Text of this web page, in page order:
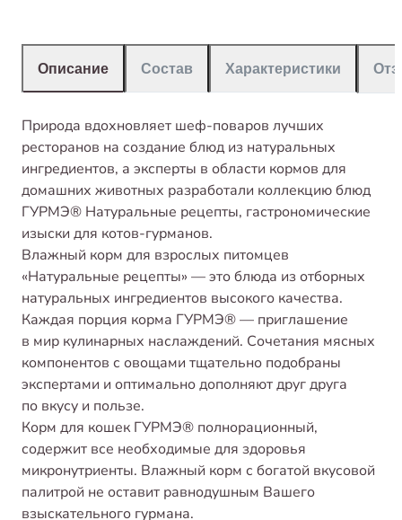
Описание Состав Характеристики
Природа вдохновляет шеф-поваров лучших
ресторанов на создание блюд из натуральных
ингредиентов, а эксперты в области кормов для
домашних животных разработали коллекцию блюд
ГУРМЭ® Натуральные рецепты, гастрономические
изыски для котов-гурманов.
Влажный корм для взрослых питомцев
«Натуральные рецепты» — это блюда из отборных
натуральных ингредиентов высокого качества.
Каждая порция корма ГУРМЭ® — приглашение
в мир кулинарных наслаждений. Сочетания мясных
компонентов с овощами тщательно подобраны
экспертами и оптимально дополняют друг друга
по вкусу и пользе.
Корм для кошек ГУРМЭ® полнорационный,
содержит все необходимые для здоровья
микронутриенты. Влажный корм с богатой вкусовой
палитрой не оставит равнодушным Вашего
взыскательного гурмана.